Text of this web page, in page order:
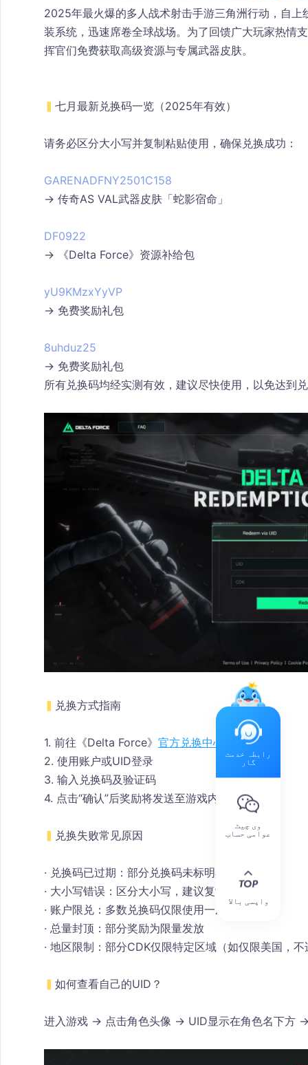
2025年最火爆的多人战术射击手游三角洲行动，自
装系统，迅速席卷全球战场。为了回馈广大玩家热情
挥官们免费获取高级资源与专属武器皮肤。
▍ 七月最新兑换码一览（2025年有效）
请务必区分大小写并复制粘贴使用 ，确保兑换成功：
GARENADFNY2501C158
→ 传奇AS VAL武器皮肤「蛇影宿命」
DF0922
→ 《Delta Force》资源补给包
yU9KMzxYyVP
→ 免费奖励礼包
8uhduz25
→ 免费奖励礼包
所有兑换码均经实测有效，建议尽快使用，以免达到
▍ 兑换方式指南
1. 前往《Delta Force》 官方兑换中心
2. 使用账户或UID登录
3. 输入兑换码及验证码
4. 点击“确认”后奖励将发送至游戏内邮箱
▍ 兑换失败常见原因
· 兑换码已过期 ：部分兑换码未标明具体时限
· 大小写错误 ：区分大小写，建议复制粘贴
· 账户限兑 ：多数兑换码仅限使用一次
· 总量封顶 ：部分奖励为限量发放
· 地区限制 ：部分CDK仅限特定区域（如仅限美国，
▍ 如何查看自己的UID？
进入游戏 → 点击角色头像 → UID显示在角色名下方
رابطہ خدمت
گار
وی چیٹ
عوامی حساب
واپسی بالا